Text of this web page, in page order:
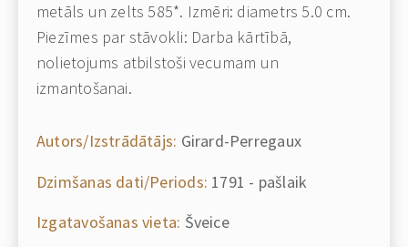
metāls un zelts 585*. Izmēri: diametrs 5.0 cm.
Piezīmes par stāvokli: Darba kārtībā,
nolietojums atbilstoši vecumam un
izmantošanai.
Autors/Izstrādātājs: Girard-Perregaux
Dzimšanas dati/Periods: 1791 - pašlaik
Izgatavošanas vieta: Šveice